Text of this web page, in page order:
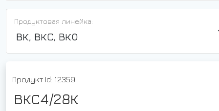
Продуктовая линейка:
ВК, ВКС, ВКО
Продукт Id: 12359
ВКС4/28К